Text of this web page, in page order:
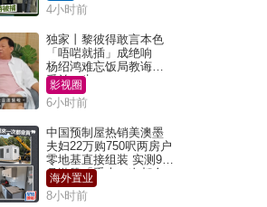
4小时前
独家丨黎彼得敢言本色
「唔啱就插」成绝响
杨绍鸿难忘饭局教诲：
受益一生
影视圈
6小时前
中国预制屋热销美澳墨
夫妇22万购750呎两房户
零地基直接组装 实测9个
月激赞「重来一次都会
买」
海外置业
8小时前